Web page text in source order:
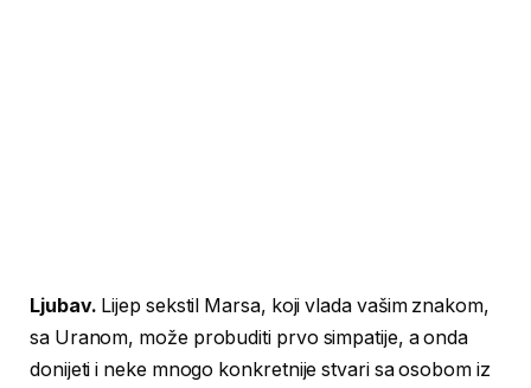
Ljubav. Lijep sekstil Marsa, koji vlada vašim znakom,
sa Uranom, može probuditi prvo simpatije, a onda
donijeti i neke mnogo konkretnije stvari sa osobom iz